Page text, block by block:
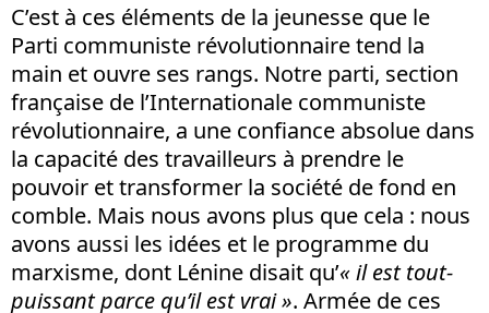
C’est à ces éléments de la jeunesse que le
Parti communiste révolutionnaire tend la
main et ouvre ses rangs. Notre parti, section
française de l’Internationale communiste
révolutionnaire, a une confiance absolue dans
la capacité des travailleurs à prendre le
pouvoir et transformer la société de fond en
comble. Mais nous avons plus que cela : nous
avons aussi les idées et le programme du
marxisme, dont Lénine disait qu’« il est tout-
puissant parce qu’il est vrai ». Armée de ces